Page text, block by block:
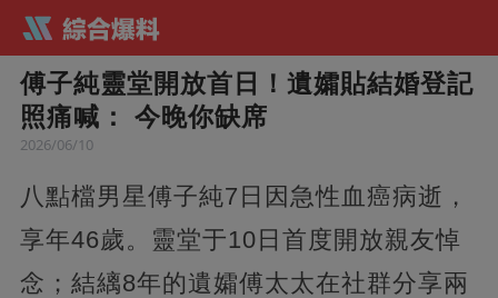
傅子純靈堂開放首日！遺孀貼結婚登記
照痛喊： 今晚你缺席
2026/06/10
八點檔男星傅子純7日因急性血癌病逝，
享年46歲。靈堂于10日首度開放親友悼
念；結縭8年的遺孀傅太太在社群分享兩